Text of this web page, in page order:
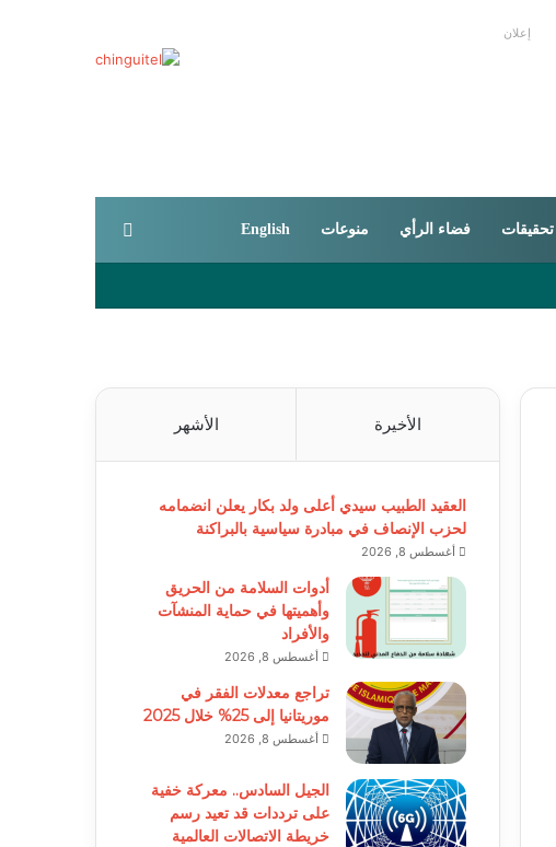
إعلان
تحقيقات فضاء الرأي منوعات English
الأخيرة الأشهر
العقيد الطبيب سيدي أعلى ولد بكار يعلن انضمامه
لحزب الإنصاف في مبادرة سياسية بالبراكنة
أغسطس 8, 2026
أدوات السلامة من الحريق
وأهميتها في حماية المنشآت
والأفراد
أغسطس 8, 2026
تراجع معدلات الفقر في
موريتانيا إلى 25% خلال 2025
أغسطس 8, 2026
الجيل السادس.. معركة خفية
على ترددات قد تعيد رسم
خريطة الاتصالات العالمية